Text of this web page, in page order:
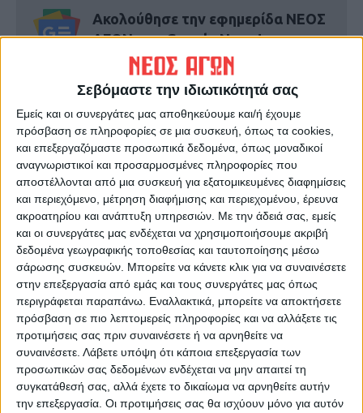
Σεβόμαστε την ιδιωτικότητά σας
Εμείς και οι συνεργάτες μας αποθηκεύουμε και/ή έχουμε
πρόσβαση σε πληροφορίες σε μια συσκευή, όπως τα cookies,
και επεξεργαζόμαστε προσωπικά δεδομένα, όπως μοναδικοί
αναγνωριστικοί και προσαρμοσμένες πληροφορίες που
αποστέλλονται από μια συσκευή για εξατομικευμένες διαφημίσεις
και περιεχόμενο, μέτρηση διαφήμισης και περιεχομένου, έρευνα
ακροατηρίου και ανάπτυξη υπηρεσιών. Με την άδειά σας, εμείς
και οι συνεργάτες μας ενδέχεται να χρησιμοποιήσουμε ακριβή
δεδομένα γεωγραφικής τοποθεσίας και ταυτοποίησης μέσω
σάρωσης συσκευών. Μπορείτε να κάνετε κλικ για να συναινέσετε
στην επεξεργασία από εμάς και τους συνεργάτες μας όπως
περιγράφεται παραπάνω. Εναλλακτικά, μπορείτε να αποκτήσετε
πρόσβαση σε πιο λεπτομερείς πληροφορίες και να αλλάξετε τις
προτιμήσεις σας πριν συναινέσετε ή να αρνηθείτε να
συναινέσετε. Λάβετε υπόψη ότι κάποια επεξεργασία των
προσωπικών σας δεδομένων ενδέχεται να μην απαιτεί τη
συγκατάθεσή σας, αλλά έχετε το δικαίωμα να αρνηθείτε αυτήν
την επεξεργασία. Οι προτιμήσεις σας θα ισχύουν μόνο για αυτόν
Ακολούθησε την εφημερίδα ΝΕΟΣ
ΑΓΩΝ στο Google News!
Όλες οι εξελίξεις στην περιοχή της
Καρδίτσας και ευρύτερα της Θεσσαλίας
ΠΡΟΗΓΟΥΜΕΝΟ ΑΡΘΡΟ
Άγιο είχε 54χρονη
Καρδιτσιώτισσα
ΕΠΟΜΕΝΟ ΑΡΘΡΟ
Ξεκίνησαν με όνειρα και
διάθεση οι Ελπίδες
Καρδίτσας (Βίντεο)
ΝΕΟΣ ΑΓΩΝ
https://neosagon.gr
Η Αρχαιότερη Καθημερινή Πρωινή Εφημερίδα της Καρδίτσας